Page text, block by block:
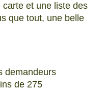
et une liste des
que tout, une belle
demandeurs
de 275